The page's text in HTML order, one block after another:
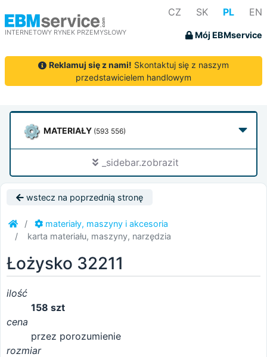
INTERNETOWY RYNEK PRZEMYSŁOWY
CZ SK PL EN
Mój EBMservice
Reklamuj się z nami! Skontaktuj się z naszym
przedstawicielem handlowym
MATERIAŁY (593 556)
_sidebar.zobrazit
wstecz na poprzednią stronę
materiały, maszyny i akcesoria
karta materiału, maszyny, narzędzia
Łożysko 32211
ilość
158 szt
cena
przez porozumienie
rozmiar